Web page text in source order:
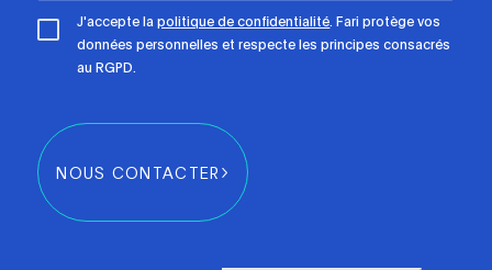
J'accepte lapolitique de confidentialité. Fari protège vos
données personnelles et respecte les principes consacrés
au RGPD.
NOUS CONTACTER